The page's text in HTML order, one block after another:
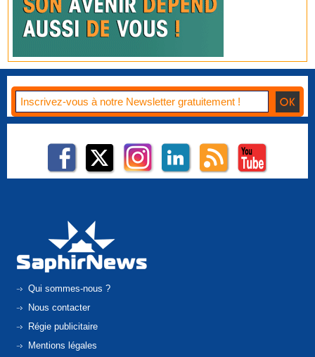
Qui sommes-nous ?
Nous contacter
Régie publicitaire
Mentions légales